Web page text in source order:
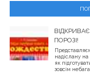
ПОРОЗІ!
надіслану
як
зовсім